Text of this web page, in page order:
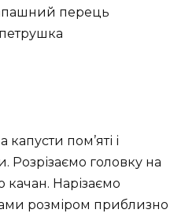
перець
пом’яті і
Розрізаємо головку на
качан. Нарізаємо
розміром приблизно